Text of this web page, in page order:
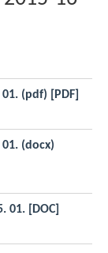
01. (pdf)
[PDF]
(docx)
01.
[DOC]